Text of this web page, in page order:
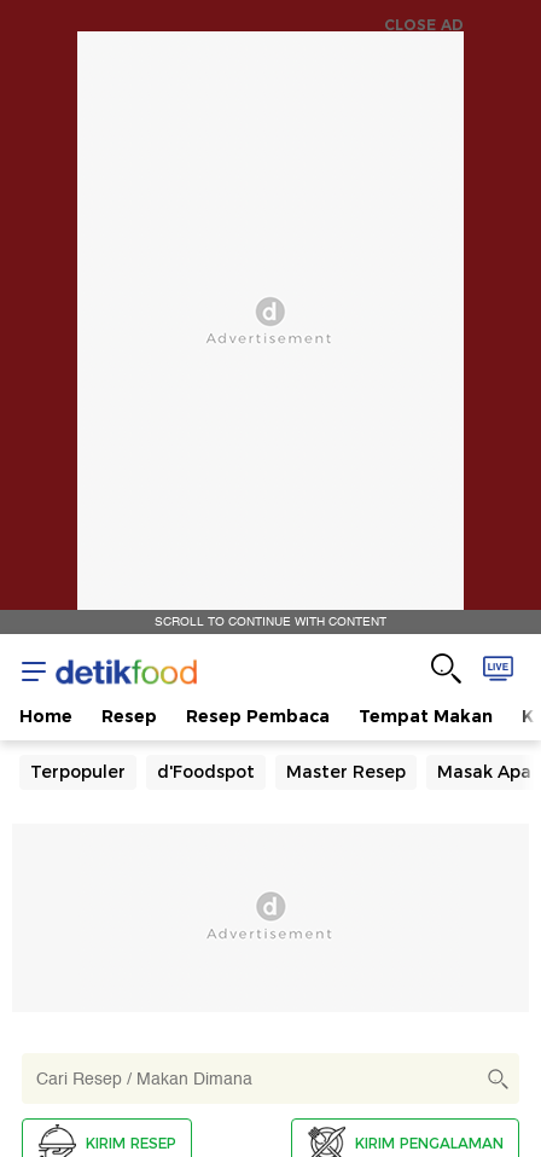
CLOSE AD
SCROLL TO CONTINUE WITH CONTENT
Home Resep Resep Pembaca Tempat Makan
Terpopuler d'Foodspot Master Resep Masak Apa
KIRIM RESEP KIRIM PENGALAMAN